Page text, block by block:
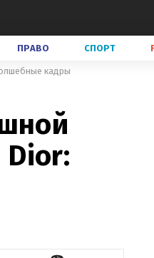
ПРАВО СПОРТ
кадры